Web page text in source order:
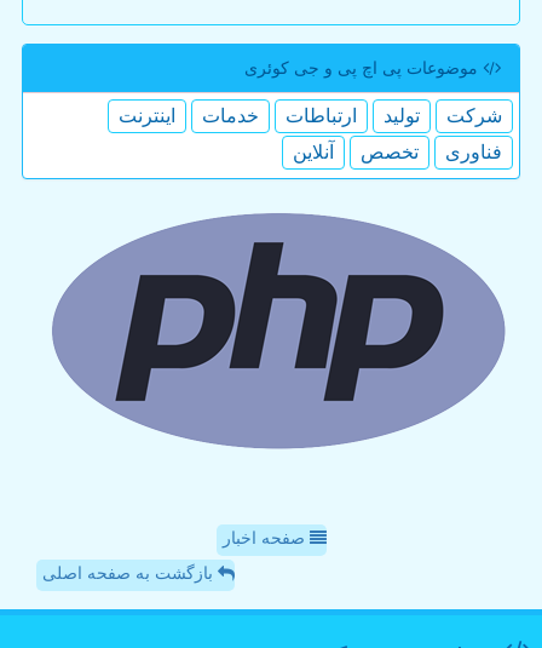
موضوعات پی اچ پی و جی كوئری
شركت تولید ارتباطات خدمات
اینترنت
فناوری
تخصص آنلاین
صفحه اخبار
بازگشت به صفحه اصلی